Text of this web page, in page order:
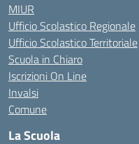
MIUR
Ufficio Scolastico Regionale
Ufficio Scolastico Territoriale
Scuola in Chiaro
Iscrizioni On Line
Invalsi
Comune
La Scuola